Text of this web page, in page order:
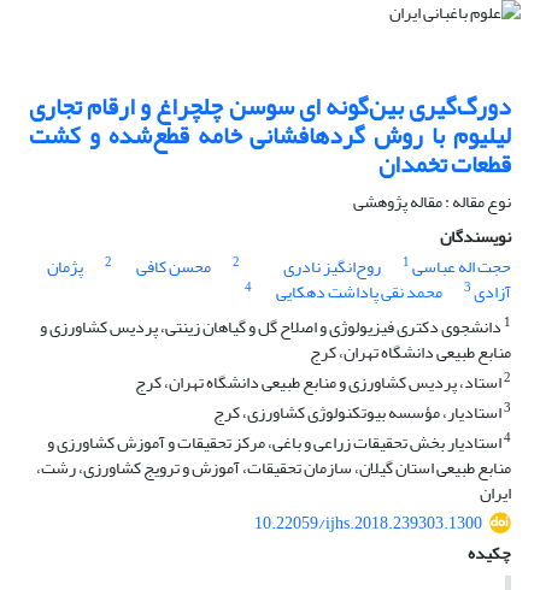
دورگ‌گیری بین‌گونه‏ ای سوسن چلچراغ و ارقام تجاری
لیلیوم با روش گرده‎افشانی خامه قطع‌شده و کشت
قطعات تخمدان
نوع مقاله : مقاله پژوهشی
نویسندگان
حجت اله عباسی1 روح‌انگیز نادری 2 محسن کافی 2 پژمان
آزادی3 محمد نقی پاداشت دهکایی
4
1 دانشجوی دکتری فیزیولوژی و اصلاح گل و گیاهان زینتی، پردیس کشاورزی و
منابع طبیعی دانشگاه تهران، کرج
2استاد، پردیس کشاورزی و منابع طبیعی دانشگاه تهران، کرج
3استادیار، مؤسسه بیوتکنولوژی کشاورزی، کرج
4استادیار بخش تحقیقات زراعی و باغی، مرکز تحقیقات و آموزش کشاورزی و
منابع طبیعی استان ‏گیلان، سازمان تحقیقات، ‏آموزش و ترویج کشاورزی، رشت،
ایران
10.22059/ijhs.2018.239303.1300
چکیده